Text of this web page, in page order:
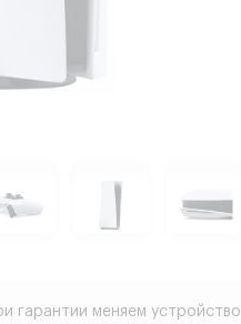
гарантии меняем устройство